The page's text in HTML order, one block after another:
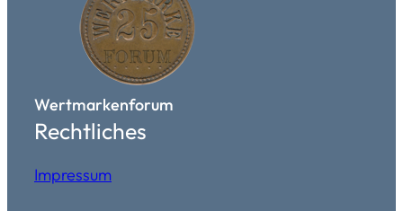
Wertmarkenforum
Rechtliches
Impressum